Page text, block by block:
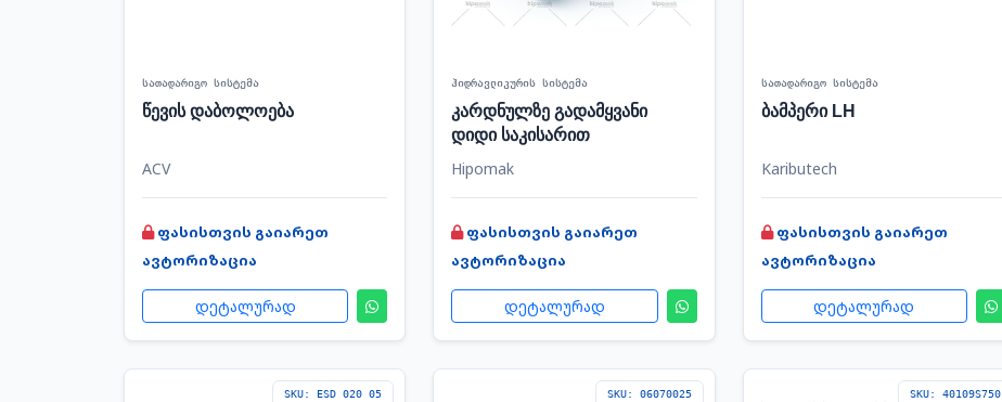
სათადარიგო სისტემა
წევის დაბოლოება
ACV
ფასისთვის გაიარეთ
ავტორიზაცია
დეტალურად
ჰიდრავლიკურის სისტემა
კარდნულზე გადამყვანი
დიდი საკისარით
Hipomak
ფასისთვის გაიარეთ
ავტორიზაცია
დეტალურად
სათადარიგო სისტემა
ბამპერი LH
Kaributech
ფასისთვის გაიარეთ
ავტორიზაცია
დეტალურად
SKU: ESD 020 05 SKU: 06070025 SKU: 40109S750